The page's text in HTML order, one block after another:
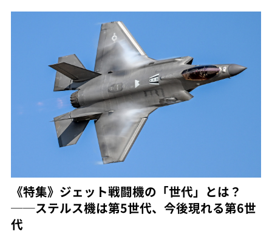
《特集》ジェット戦闘機の「世代」とは？
──ステルス機は第5世代、今後現れる第6世
代